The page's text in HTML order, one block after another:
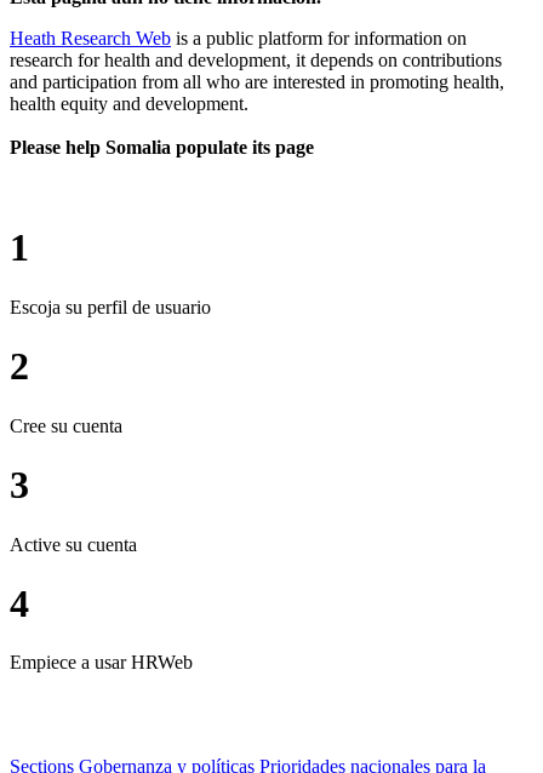
Heath Research Web is a public platform for information on
research for health and development, it depends on contributions
and participation from all who are interested in promoting health,
health equity and development.
Please help Somalia populate its page
1
Escoja su perfil de usuario
2
Cree su cuenta
3
Active su cuenta
4
Empiece a usar HRWeb
Sections Gobernanza y políticas Prioridades nacionales para la